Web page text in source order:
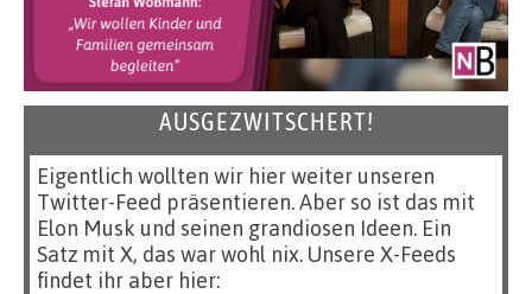
AUSGEZWITSCHERT!
Eigentlich wollten wir hier weiter unseren
Twitter-Feed präsentieren. Aber so ist das mit
Elon Musk und seinen grandiosen Ideen. Ein
Satz mit X, das war wohl nix. Unsere X-Feeds
findet ihr aber hier: